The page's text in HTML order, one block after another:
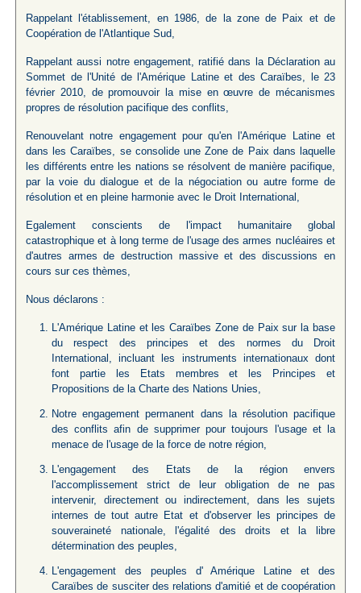
Rappelant l'établissement, en 1986, de la zone de Paix et de
Coopération de l'Atlantique Sud,
Rappelant aussi notre engagement, ratifié dans la Déclaration au
Sommet de l'Unité de l'Amérique Latine et des Caraïbes, le 23
février 2010, de promouvoir la mise en œuvre de mécanismes
propres de résolution pacifique des conflits,
Renouvelant notre engagement pour qu'en l'Amérique Latine et
dans les Caraïbes, se consolide une Zone de Paix dans laquelle
les différents entre les nations se résolvent de manière pacifique,
par la voie du dialogue et de la négociation ou autre forme de
résolution et en pleine harmonie avec le Droit International,
Egalement conscients de l'impact humanitaire global
catastrophique et à long terme de l'usage des armes nucléaires et
d'autres armes de destruction massive et des discussions en
cours sur ces thèmes,
Nous déclarons :
L'Amérique Latine et les Caraïbes Zone de Paix sur la base
du respect des principes et des normes du Droit
International, incluant les instruments internationaux dont
font partie les Etats membres et les Principes et
Propositions de la Charte des Nations Unies,
Notre engagement permanent dans la résolution pacifique
des conflits afin de supprimer pour toujours l'usage et la
menace de l'usage de la force de notre région,
L'engagement des Etats de la région envers
l'accomplissement strict de leur obligation de ne pas
intervenir, directement ou indirectement, dans les sujets
internes de tout autre Etat et d'observer les principes de
souveraineté nationale, l'égalité des droits et la libre
détermination des peuples,
L'engagement des peuples d' Amérique Latine et des
Caraïbes de susciter des relations d'amitié et de coopération